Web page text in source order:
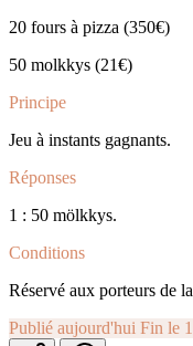
20 fours à pizza (350€)
50 molkkys (21€)
Principe
Jeu à instants gagnants.
Réponses
1 : 50 mölkkys.
Conditions
Réservé aux porteurs de
Publié aujourd'hui Fin le